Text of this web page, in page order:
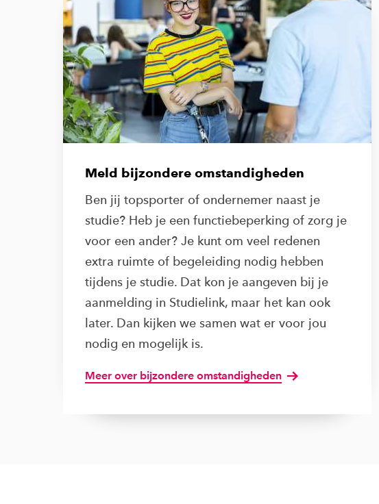
Meld bijzondere omstandigheden
Ben jij topsporter of ondernemer naast je
studie? Heb je een functiebeperking of zorg je
voor een ander? Je kunt om veel redenen
extra ruimte of begeleiding nodig hebben
tijdens je studie. Dat kon je aangeven bij je
aanmelding in Studielink, maar het kan ook
later. Dan kijken we samen wat er voor jou
nodig en mogelijk is.
Meer over bijzondere omstandigheden